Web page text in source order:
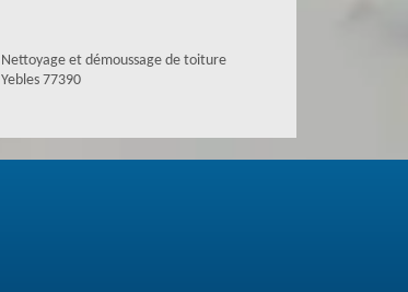
Nettoyage et démoussage de toiture
Yebles 77390